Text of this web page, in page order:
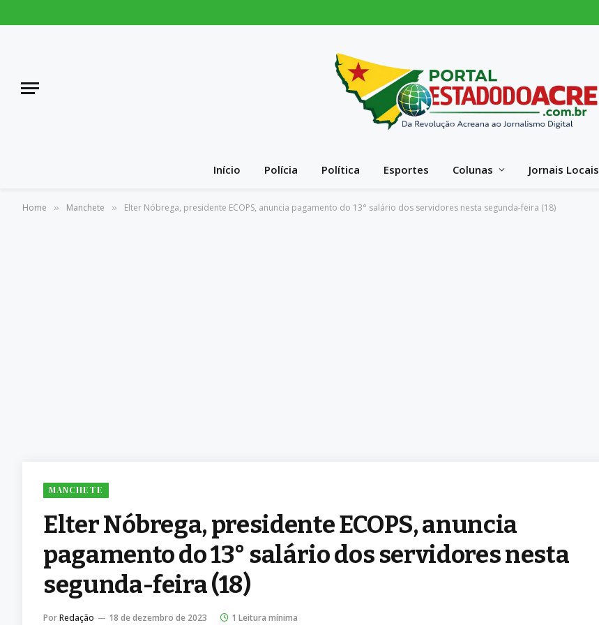
Início Polícia Política Esportes Colunas Jornais Locais
Home » Manchete » Elter Nóbrega, presidente ECOPS, anuncia pagamento do 13° salário dos servidores nesta segunda-feira (18)
MANCHETE
Elter Nóbrega, presidente ECOPS, anuncia
pagamento do 13° salário dos servidores nesta
segunda-feira (18)
PorRedação 18 de dezembro de 2023 1 Leitura mínima